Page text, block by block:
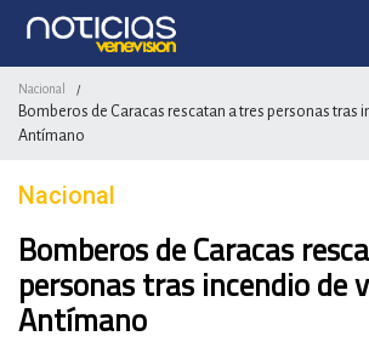
Nacional /
Bomberos de Caracas rescatan a tres personas tras
Antímano
Nacional
Bomberos de Caracas
personas tras incendio de
Antímano